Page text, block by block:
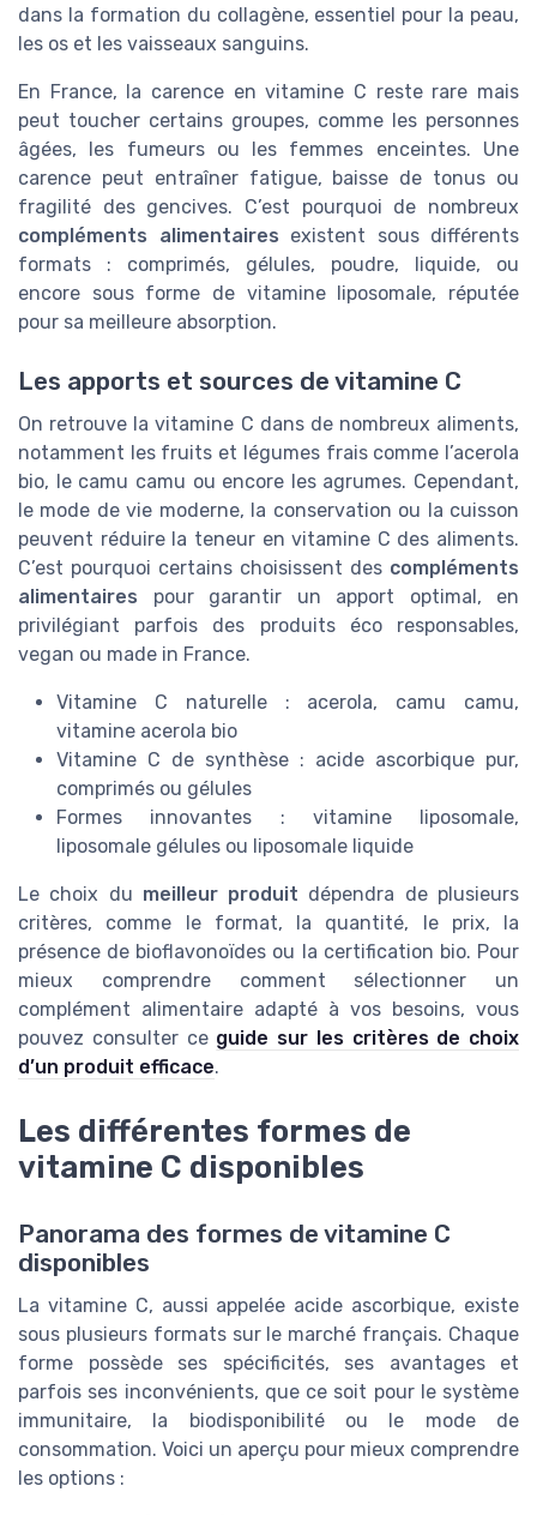
dans la formation du collagène, essentiel pour la peau,
les os et les vaisseaux sanguins.
En France, la carence en vitamine C reste rare mais
peut toucher certains groupes, comme les personnes
âgées, les fumeurs ou les femmes enceintes. Une
carence peut entraîner fatigue, baisse de tonus ou
fragilité des gencives. C’est pourquoi de nombreux
compléments alimentaires existent sous différents
formats : comprimés, gélules, poudre, liquide, ou
encore sous forme de vitamine liposomale, réputée
pour sa meilleure absorption.
Les apports et sources de vitamine C
On retrouve la vitamine C dans de nombreux aliments,
notamment les fruits et légumes frais comme l’acerola
bio, le camu camu ou encore les agrumes. Cependant,
le mode de vie moderne, la conservation ou la cuisson
peuvent réduire la teneur en vitamine C des aliments.
C’est pourquoi certains choisissent des compléments
alimentaires pour garantir un apport optimal, en
privilégiant parfois des produits éco responsables,
vegan ou made in France.
Vitamine C naturelle : acerola, camu camu,
vitamine acerola bio
Vitamine C de synthèse : acide ascorbique pur,
comprimés ou gélules
Formes innovantes : vitamine liposomale,
liposomale gélules ou liposomale liquide
Le choix du meilleur produit dépendra de plusieurs
critères, comme le format, la quantité, le prix, la
présence de bioflavonoïdes ou la certification bio. Pour
mieux comprendre comment sélectionner un
complément alimentaire adapté à vos besoins, vous
pouvez consulter ce guide sur les critères de choix
d’un produit efficace.
Les différentes formes de
vitamine C disponibles
Panorama des formes de vitamine C
disponibles
La vitamine C, aussi appelée acide ascorbique, existe
sous plusieurs formats sur le marché français. Chaque
forme possède ses spécificités, ses avantages et
parfois ses inconvénients, que ce soit pour le système
immunitaire, la biodisponibilité ou le mode de
consommation. Voici un aperçu pour mieux comprendre
les options :